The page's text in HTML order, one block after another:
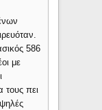
586
με
πει